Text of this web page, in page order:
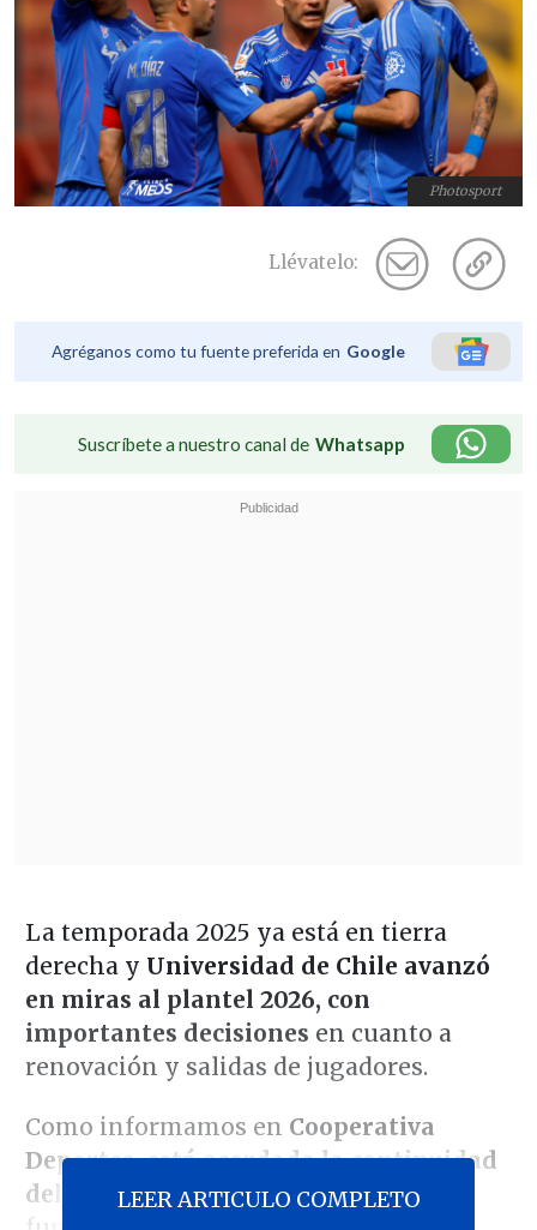
Photosport
Llévatelo:
Agréganos como tu fuente preferida en Google
Suscríbete a nuestro canal de Whatsapp
La temporada 2025 ya está en tierra
derecha y Universidad de Chile avanzó
en miras al plantel 2026, con
importantes decisiones en cuanto a
renovación y salidas de jugadores.
Como informamos en Cooperativa
Deportes, está acordada la continuidad
del lateral Fabián Hormazábal, pieza
LEER ARTICULO COMPLETO